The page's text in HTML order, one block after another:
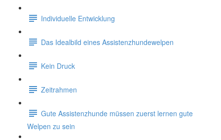
Individuelle Entwicklung
Das Idealbild eines Assistenzhundewelpen
Kein Druck
Zeitrahmen
Gute Assistenzhunde müssen zuerst lernen gute
Welpen zu sein